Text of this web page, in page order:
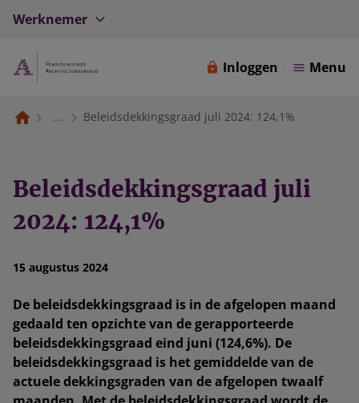
Werknemer
Inloggen Menu
... Beleidsdekkingsgraad juli 2024: 124,1%
Beleidsdekkingsgraad juli
2024: 124,1%
15 augustus 2024
De beleidsdekkingsgraad is in de afgelopen maand
gedaald ten opzichte van de gerapporteerde
beleidsdekkingsgraad eind juni (124,6%). De
beleidsdekkingsgraad is het gemiddelde van de
actuele dekkingsgraden van de afgelopen twaalf